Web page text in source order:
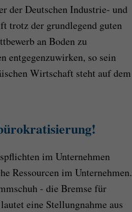
der Deutschen Industrie- und
trotz der grundlegend guten
an Boden zu
entgegenzuwirken, so sein
Wirtschaft steht auf dem
im Unternehmen
Ressourcen im Unternehmen.
- die Bremse für
eine Stellungnahme aus